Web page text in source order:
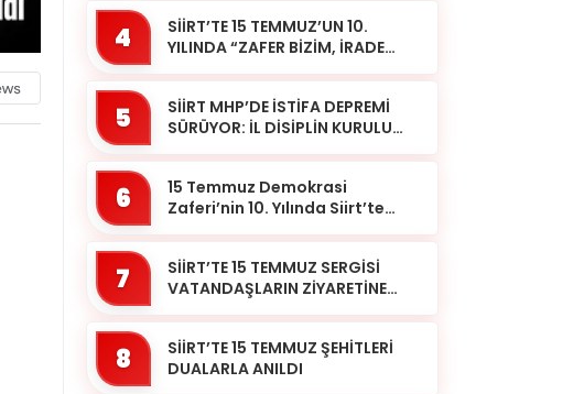
TUTUKLAND...
4
SİİRT’TE 15 TEMMUZ’UN 10.
YILINDA “ZAFER BİZİM, İRADE
5
SİİRT MHP’DE İSTİFA DEPREMİ
SÜRÜYOR: İL DİSİPLİN KURULU
6
15 Temmuz Demokrasi
Zaferi’nin 10. Yılında Siirt’te
7
SİİRT’TE 15 TEMMUZ SERGİSİ
VATANDAŞLARIN ZİYARETİNE
8
SİİRT’TE 15 TEMMUZ ŞEHİTLERİ
DUALARLA ANILDI